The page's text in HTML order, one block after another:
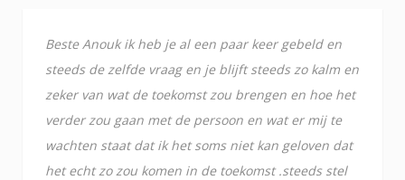
Beste Anouk ik heb je al een paar keer gebeld en
steeds de zelfde vraag en je blijft steeds zo kalm en
zeker van wat de toekomst zou brengen en hoe het
verder zou gaan met de persoon en wat er mij te
wachten staat dat ik het soms niet kan geloven dat
het echt zo zou komen in de toekomst .steeds stel